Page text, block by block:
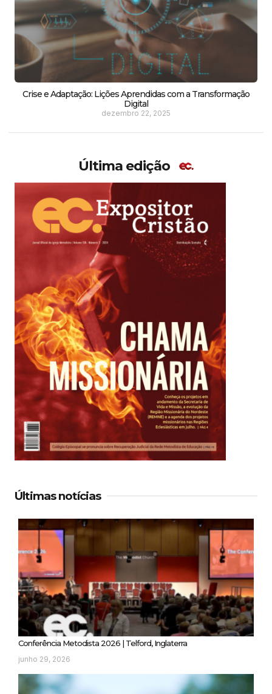
Crise e Adaptação: Lições Aprendidas com a Transformação
Digital
dezembro 22, 2025
Última edição
Últimas notícias
Conferência Metodista 2026 | Telford, Inglaterra
junho 29, 2026